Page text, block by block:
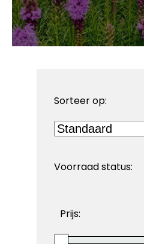
Sorteer op:
Sorteer producten
Voorraad status:
Prijs: